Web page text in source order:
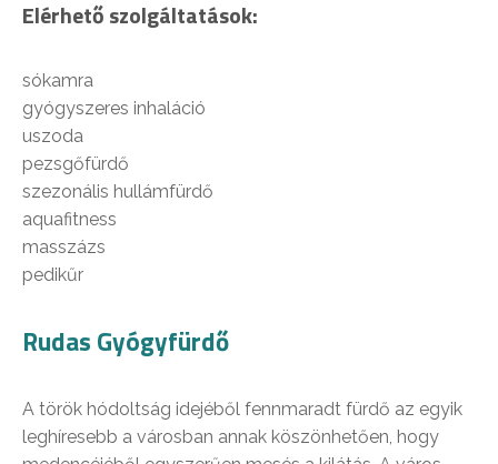
Elérhető szolgáltatások:
sókamra
gyógyszeres inhaláció
uszoda
pezsgőfürdő
szezonális hullámfürdő
aquafitness
masszázs
pedikűr
Rudas Gyógyfürdő
A török hódoltság idejéből fennmaradt fürdő az egyik
leghíresebb a városban annak köszönhetően, hogy